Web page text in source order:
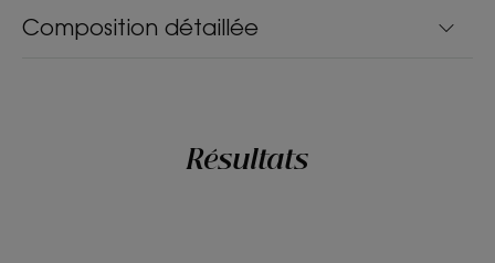
Composition détaillée
Résultats